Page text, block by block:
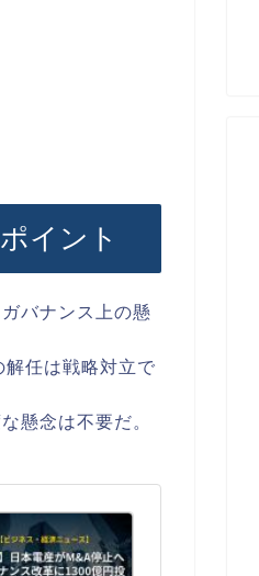
イント
バナンス上の懸
任は戦略対立で
懸念は不要だ。